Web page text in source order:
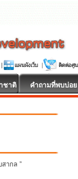
ชาติ คำถามที่พบบ่อย
ากล ”